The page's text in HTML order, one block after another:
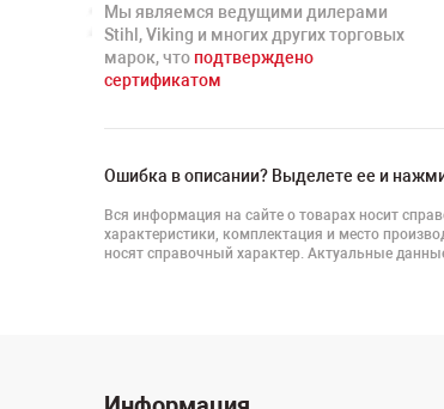
Мы являемся ведущими дилерами
Stihl, Viking и многих других торговых
марок, что подтверждено
сертификатом
Ошибка в описании? Выделете ее и
Вся информация на сайте о товарах носит
характеристики, комплектация и место
носят справочный характер. Актуальные